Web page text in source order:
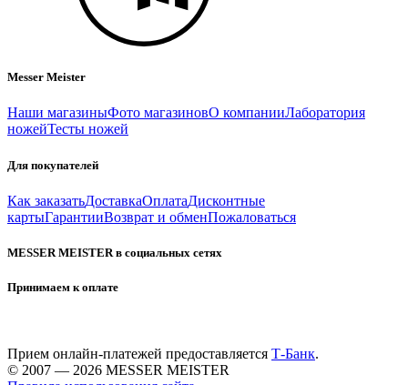
Messer Meister
Наши магазиныФото магазиновО компанииЛаборатория
ножейТесты ножей
Для покупателей
Как заказатьДоставкаОплатаДисконтные
картыГарантииВозврат и обменПожаловаться
MESSER MEISTER в социальных сетях
Принимаем к оплате
Прием онлайн-платежей предоставляется Т-Банк.
© 2007 — 2026 MESSER MEISTER